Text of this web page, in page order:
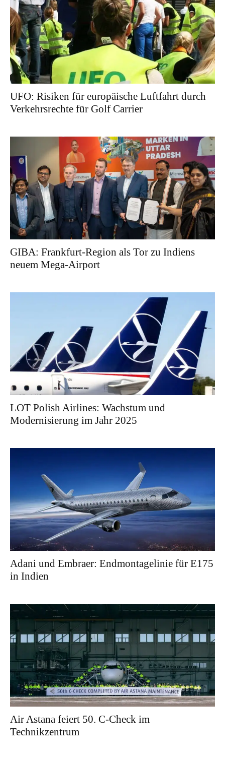
UFO: Risiken für europäische Luftfahrt durch
Verkehrsrechte für Golf Carrier
GIBA: Frankfurt-Region als Tor zu Indiens
neuem Mega-Airport
LOT Polish Airlines: Wachstum und
Modernisierung im Jahr 2025
Adani und Embraer: Endmontagelinie für E175
in Indien
Air Astana feiert 50. C-Check im
Technikzentrum